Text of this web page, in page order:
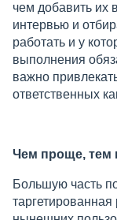
чем добавить их
интервью и
работать и у
выполнения
важно
ответственных
Чем проще, тем
Большую часть